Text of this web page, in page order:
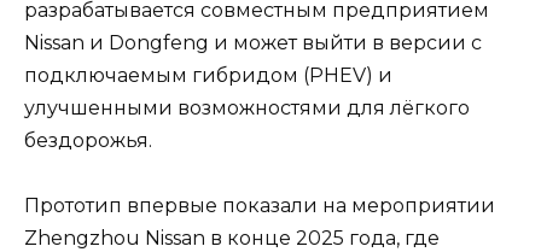
разрабатывается совместным предприятием
Nissan и Dongfeng и может выйти в версии с
подключаемым гибридом (PHEV) и
улучшенными возможностями для лёгкого
бездорожья.
Прототип впервые показали на мероприятии
Zhengzhou Nissan в конце 2025 года, где